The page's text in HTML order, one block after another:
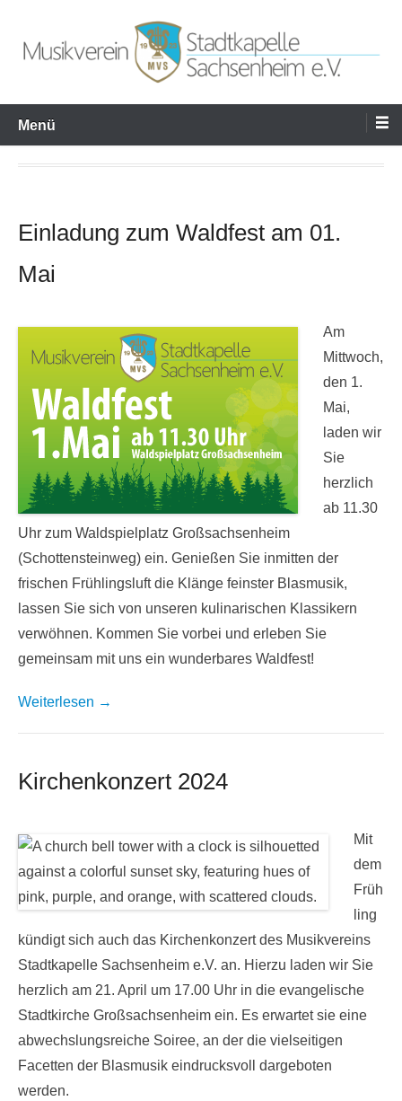
springen
Musikverein Stadtkapelle
Sachsenheim e.V.
Menü
Einladung zum Waldfest am 01.
Mai
Am
Mittwoch,
den 1.
Mai,
laden wir
Sie
herzlich
ab 11.30
Uhr zum Waldspielplatz Großsachsenheim
(Schottensteinweg) ein. Genießen Sie inmitten der
frischen Frühlingsluft die Klänge feinster Blasmusik,
lassen Sie sich von unseren kulinarischen Klassikern
verwöhnen. Kommen Sie vorbei und erleben Sie
gemeinsam mit uns ein wunderbares Waldfest!
Weiterlesen →
Kirchenkonzert 2024
Mit
dem
Früh
ling
kündigt sich auch das Kirchenkonzert des Musikvereins
Stadtkapelle Sachsenheim e.V. an. Hierzu laden wir Sie
herzlich am 21. April um 17.00 Uhr in die evangelische
Stadtkirche Großsachsenheim ein. Es erwartet sie eine
abwechslungsreiche Soiree, an der die vielseitigen
Facetten der Blasmusik eindrucksvoll dargeboten
werden.